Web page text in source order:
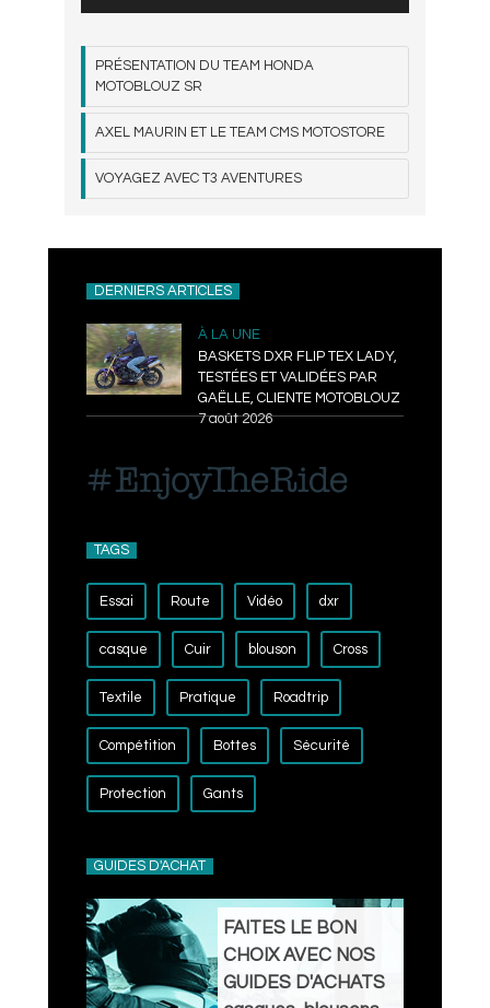
PRÉSENTATION DU TEAM HONDA
MOTOBLOUZ SR
AXEL MAURIN ET LE TEAM CMS MOTOSTORE
VOYAGEZ AVEC T3 AVENTURES
DERNIERS ARTICLES
À LA UNE
BASKETS DXR FLIP TEX LADY,
TESTÉES ET VALIDÉES PAR
GAËLLE, CLIENTE MOTOBLOUZ
7 août 2026
TAGS
Essai Route Vidéo dxr
casque Cuir blouson Cross
Textile Pratique Roadtrip
Compétition Bottes Sécurité
Protection Gants
GUIDES D'ACHAT
FAITES LE BON
CHOIX AVEC NOS
GUIDES D'ACHATS